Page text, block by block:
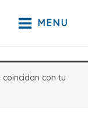
MENU
con tu